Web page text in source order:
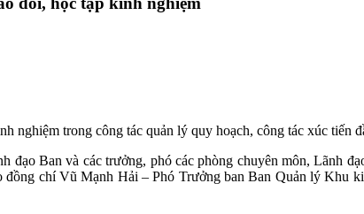
nghiệm trong công tác quản lý quy hoạch, công tác xúc tiến
Ban và các trưởng, phó các phòng chuyên môn, Lãnh
chí Vũ Mạnh Hải – Phó Trưởng ban Ban Quản lý Khu